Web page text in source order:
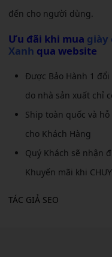
đến cho người dùng.
Ưu đãi khi mua giày
Xanh qua website
Được Bảo Hành 1
do nhà sản xuất chỉ
Ship toàn quốc và
cho Khách Hàng
Quý Khách sẽ nhận
Khuyến mãi khi
TÁC GIẢ SEO